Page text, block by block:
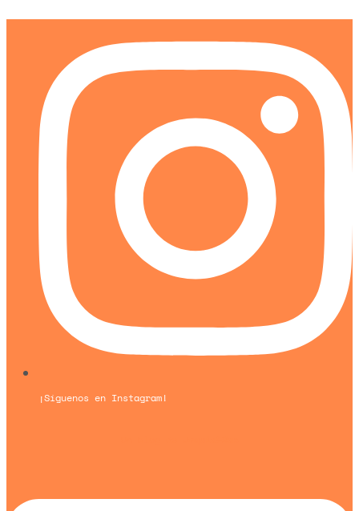
Ir
contenido
¡Síguenos en Instagram!